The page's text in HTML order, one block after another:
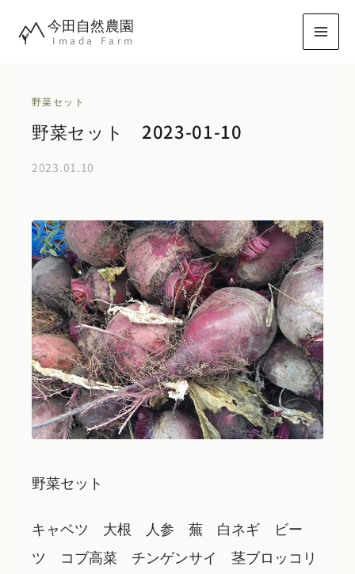
今田自然農園
Imada Farm
野菜セット
野菜セット 2023-01-10
2023.01.10
野菜セット
キャベツ 大根 人参 蕪 白ネギ ビー
ツ コブ高菜 チンゲンサイ 茎ブロッコリ